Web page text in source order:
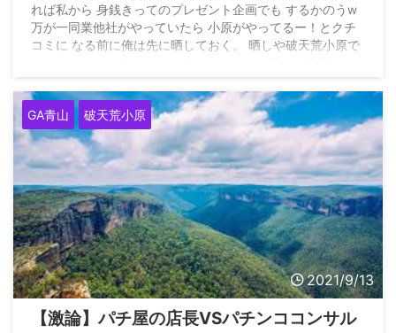
れば私から 身銭きってのプレゼント企画でも するかのうw
万が一同業他社がやっていたら 小原がやってるー！とクチ
コミに なる前に俺は先に晒しておく。 晒しや破天荒小原で
イト (@8787_8105ohara) October 24, 2021
GA青山 破天荒小原
2021/9/13
【激論】パチ屋の店長VSパチンココンサル